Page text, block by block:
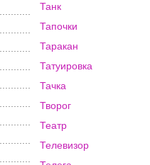
Танк
Тапочки
Таракан
Татуировка
Тачка
Творог
Театр
Телевизор